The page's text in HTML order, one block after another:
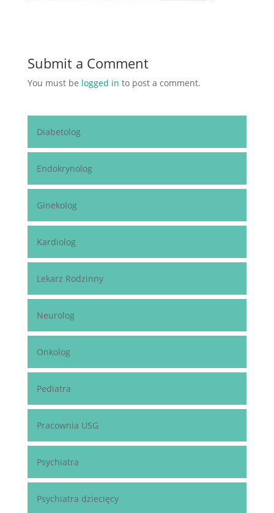
Submit a Comment
You must be logged in to post a comment.
Diabetolog
Endokrynolog
Ginekolog
Kardiolog
Lekarz Rodzinny
Neurolog
Onkolog
Pediatra
Pracownia USG
Psychiatra
Psychiatra dziecięcy